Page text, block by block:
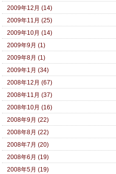
2009年12月 (14)
2009年11月 (25)
2009年10月 (14)
2009年9月 (1)
2009年8月 (1)
2009年1月 (34)
2008年12月 (67)
2008年11月 (37)
2008年10月 (16)
2008年9月 (22)
2008年8月 (22)
2008年7月 (20)
2008年6月 (19)
2008年5月 (19)